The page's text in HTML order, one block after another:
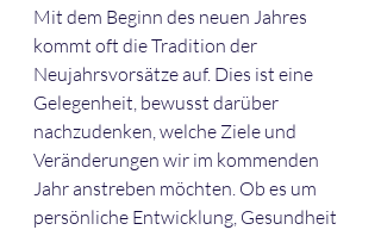
Mit dem Beginn des neuen Jahres
kommt oft die Tradition der
Neujahrsvorsätze auf. Dies ist eine
Gelegenheit, bewusst darüber
nachzudenken, welche Ziele und
Veränderungen wir im kommenden
Jahr anstreben möchten. Ob es um
persönliche Entwicklung, Gesundheit